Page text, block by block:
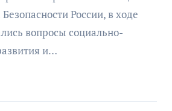
России, в ходе
вопросы социально-
и…